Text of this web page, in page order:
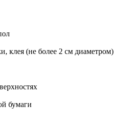
клея (не более 2 см диаметром)
бумаги